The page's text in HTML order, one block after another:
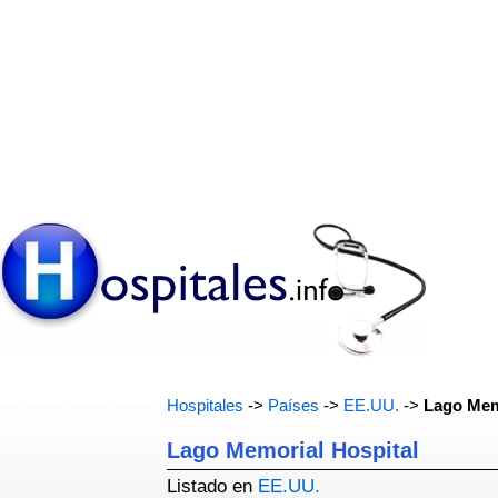
Hospitales -> Países -> EE.UU. -> Lago
Lago Memorial Hospital
Listado en EE.UU.